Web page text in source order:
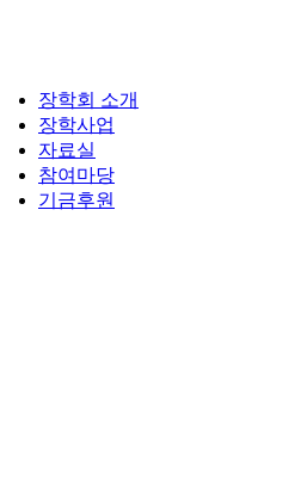
장학회 소개
장학사업
자료실
참여마당
기금후원